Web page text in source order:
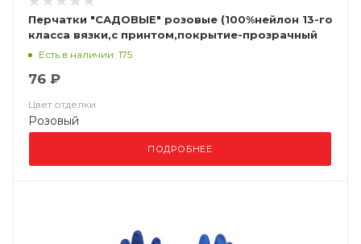
Перчатки "САДОВЫЕ" розовые (100%нейлон 13-го
класса вязки,с принтом,покрытие-прозрачный
нитрил)
Есть в наличии: 175
76 ₽
Цвет отделки
Розовый
ПОДРОБНЕЕ